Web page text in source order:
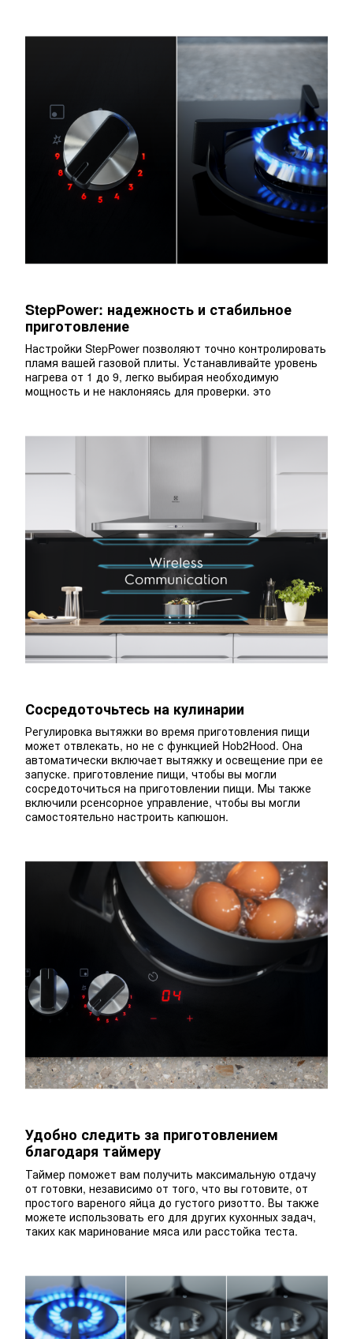
StepPower: надежность и стабильное
приготовление
Настройки StepPower позволяют точно контролировать
пламя вашей газовой плиты. Устанавливайте уровень
нагрева от 1 до 9, легко выбирая необходимую
мощность и не наклоняясь для проверки. это
Сосредоточьтесь на кулинарии
Регулировка вытяжки во время приготовления пищи
может отвлекать, но не с функцией Hob2Hood. Она
автоматически включает вытяжку и освещение при ее
запуске. приготовление пищи, чтобы вы могли
сосредоточиться на приготовлении пищи. Мы также
включили pсенсорное управление, чтобы вы могли
самостоятельно настроить капюшон.
Удобно следить за приготовлением
благодаря таймеру
Таймер поможет вам получить максимальную отдачу
от готовки, независимо от того, что вы готовите, от
простого вареного яйца до густого ризотто. Вы также
можете использовать его для других кухонных задач,
таких как маринование мяса или расстойка теста.